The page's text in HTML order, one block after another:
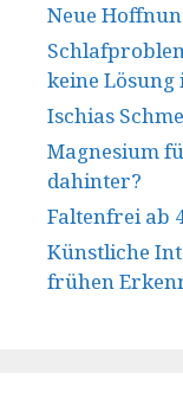
Neue
keine Lösung
Ischias
Magnesium
dahinter?
Faltenfrei ab
Künstliche
frühen